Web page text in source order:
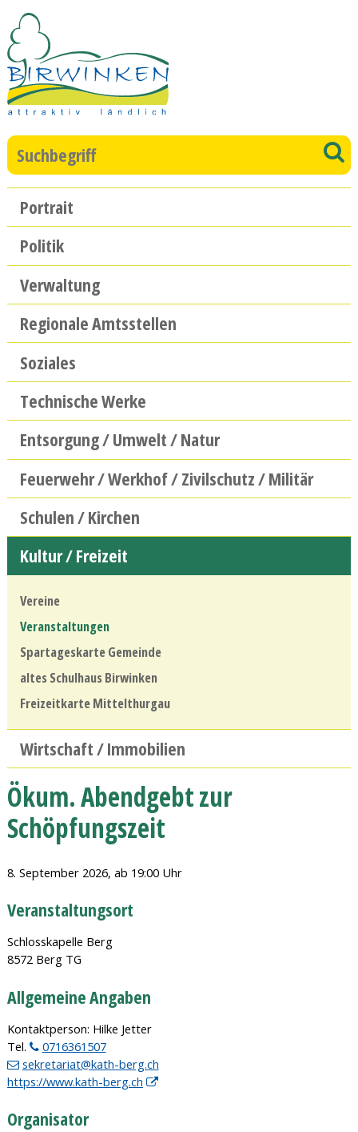
Suchbegriff
Hauptnavigation
Portrait
Politik
Verwaltung
Regionale Amtsstellen
Soziales
Technische Werke
Entsorgung / Umwelt / Natur
Feuerwehr / Werkhof / Zivilschutz / Militär
Schulen / Kirchen
Kultur / Freizeit
Vereine
Veranstaltungen
Spartageskarte Gemeinde
altes Schulhaus Birwinken
Freizeitkarte Mittelthurgau
Wirtschaft / Immobilien
Ökum. Abendgebt zur
Schöpfungszeit
8. September 2026, ab 19:00 Uhr
Veranstaltungsort
Schlosskapelle Berg
8572 Berg TG
Allgemeine Angaben
Kontaktperson: Hilke Jetter
Tel.
0716361507
sekretariat@kath-berg.ch
https://www.kath-berg.ch
Organisator